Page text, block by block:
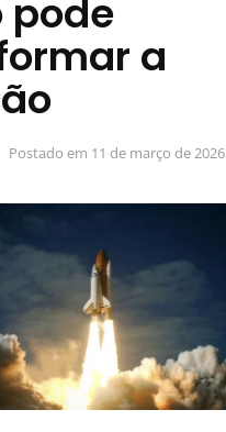
pode
a
Postado em 11 de março de 2026